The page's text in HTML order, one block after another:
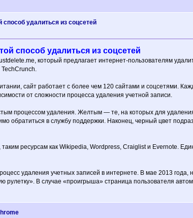
удалиться из соцсетей
способ удалиться из соцсетей
который предлагает интернет-пользователям
сайт работает с более чем 120 сайтами и соцсетями.
от сложности процесса удаления учетной записи.
процессом удаления. Желтым — те, на которых для
обратиться в службу поддержки. Наконец, черный цвет
ресурсам как Wikipedia, Wordpress, Craiglist и Evernote.
удаления учетных записей в интернете. В мае 2013
рулетку». В случае «проигрыша» страница пользователя